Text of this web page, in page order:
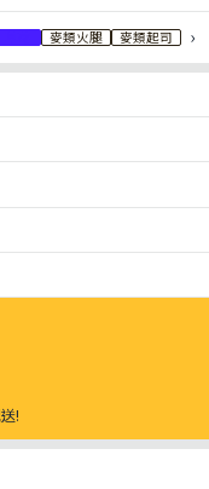
麥類火腿 麥類起司 ›
!